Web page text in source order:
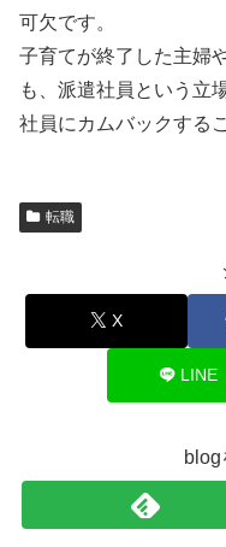
可欠です。
子育てが終了した主婦
も、派遣社員という立
社員にカムバックする
転職
X
LINE
blog